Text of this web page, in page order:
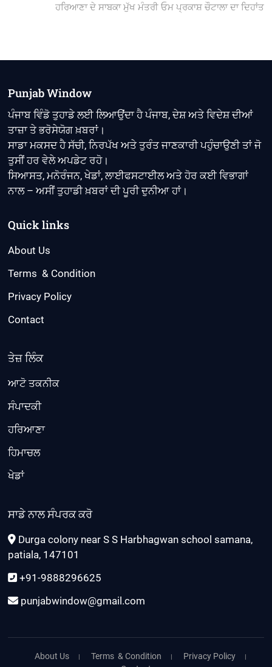
post:
ਹਰਿਆਣਾ ਦੇ ਸਾਬਕਾ ਮੁੱਖ ਮੰਤਰੀ ਓਮ ਪ੍ਰਕਾਸ਼ ਚੌਟਾਲਾ ਦਾ ਦਿਹਾਂਤ
Punjab Window
ਪੰਜਾਬ ਵਿੰਡੋ ਤੁਹਾਡੇ ਲਈ ਲਿਆਉਂਦਾ ਹੈ ਪੰਜਾਬ, ਦੇਸ਼ ਅਤੇ ਵਿਦੇਸ਼ ਦੀਆਂ
ਤਾਜ਼ਾ ਤੇ ਭਰੋਸੇਯੋਗ ਖ਼ਬਰਾਂ।
ਸਾਡਾ ਮਕਸਦ ਹੈ ਸੱਚੀ, ਨਿਰਪੱਖ ਅਤੇ ਤੁਰੰਤ ਜਾਣਕਾਰੀ ਪਹੁੰਚਾਉਣੀ ਤਾਂ ਜੋ
ਤੁਸੀਂ ਹਰ ਵੇਲੇ ਅਪਡੇਟ ਰਹੋ।
ਸਿਆਸਤ, ਮਨੋਰੰਜਨ, ਖੇਡਾਂ, ਲਾਈਫਸਟਾਈਲ ਅਤੇ ਹੋਰ ਕਈ ਵਿਭਾਗਾਂ
ਨਾਲ – ਅਸੀਂ ਤੁਹਾਡੀ ਖ਼ਬਰਾਂ ਦੀ ਪੂਰੀ ਦੁਨੀਆ ਹਾਂ।
Quick links
About Us
Terms & Condition
Privacy Policy
Contact
ਤੇਜ਼ ਲਿੰਕ
ਆਟੋ ਤਕਨੀਕ
ਸੰਪਾਦਕੀ
ਹਰਿਆਣਾ
ਹਿਮਾਚਲ
ਖੇਡਾਂ
ਸਾਡੇ ਨਾਲ ਸੰਪਰਕ ਕਰੋ
Durga colony near S S Harbhagwan school samana,
patiala, 147101
+91-9888296625
punjabwindow@gmail.com
About Us Terms & Condition
Privacy Policy